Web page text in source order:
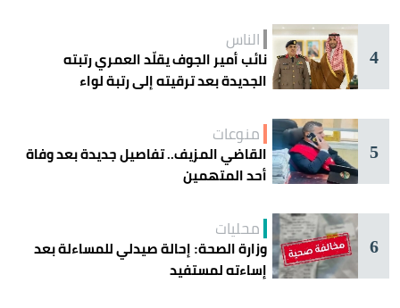
4
الناس
نائب أمير الجوف يقلّد العمري رتبته
الجديدة بعد ترقيته إلى رتبة لواء
5
منوعات
القاضي المزيف.. تفاصيل جديدة بعد وفاة
أحد المتهمين
6
محليات
وزارة الصحة: إحالة صيدلي للمساءلة بعد
إساءته لمستفيد